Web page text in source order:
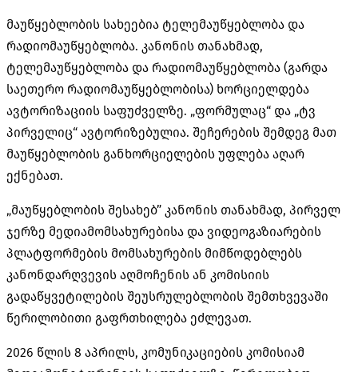
მაუწყებლობის სახეებია ტელემაუწყებლობა და
რადიომაუწყებლობა. კანონის თანახმად,
ტელემაუწყებლობა და რადიომაუწყებლობა (გარდა
საეთერო რადიომაუწყებლობისა) ხორციელდება
ავტორიზაციის საფუძველზე. „ფორმულაც“ და „ტვ
პირველიც“ ავტორიზებულია. შეჩერების შემდეგ მათ
მაუწყებლობის განხორციელების უფლება აღარ
ექნებათ.
„მაუწყებლობის შესახებ” კანონის თანახმად, პირველ
ჯერზე მედიამომსახურებისა და ვიდეოგაზიარების
პლატფორმების მომსახურების მიმწოდებლებს
კანონდარღვევის აღმოჩენის ან კომისიის
გადაწყვეტილების შეუსრულებლობის შემთხვევაში
წერილობითი გაფრთხილება ეძლევათ.
2026 წლის 8 აპრილს, კომუნიკაციების კომისიამ